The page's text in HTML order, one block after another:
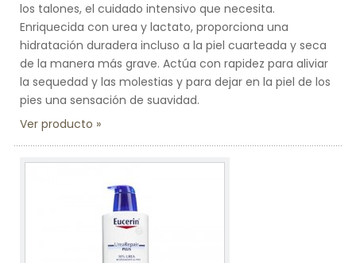
los talones, el cuidado intensivo que necesita.
Enriquecida con urea y lactato, proporciona una
hidratación duradera incluso a la piel cuarteada y seca
de la manera más grave. Actúa con rapidez para aliviar
la sequedad y las molestias y para dejar en la piel de los
pies una sensación de suavidad.
Ver producto